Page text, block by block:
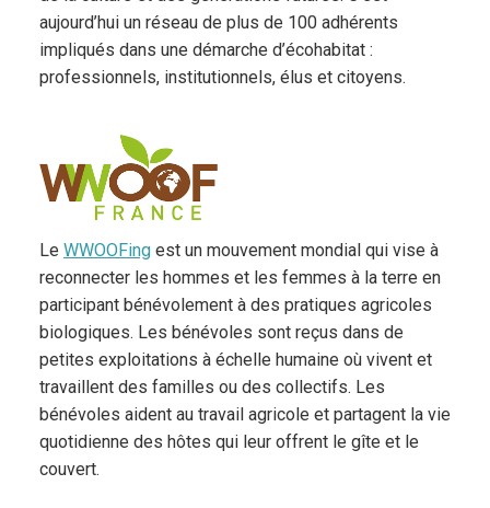
aujourd’hui un réseau de plus de 100 adhérents
impliqués dans une démarche d’écohabitat :
professionnels, institutionnels, élus et citoyens.
Le WWOOFingest un mouvement mondial qui vise à
reconnecter les hommes et les femmes à la terre en
participant bénévolement à des pratiques agricoles
biologiques. Les bénévoles sont reçus dans de
petites exploitations à échelle humaine où vivent et
travaillent des familles ou des collectifs. Les
bénévoles aident au travail agricole et partagent la vie
quotidienne des hôtes qui leur offrent le gîte et le
couvert.